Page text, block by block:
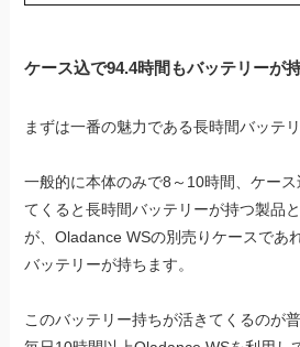
ケース込で94.4時間もバッテリーが
まずは一番の魅力である長時間バッテ
一般的に本体のみで8～10時間、ケー
てくると長時間バッテリーが持つ製品
が、Oladance WSの別売りケースであ
バッテリーが持ちます。
このバッテリー持ちが活きてくるのが